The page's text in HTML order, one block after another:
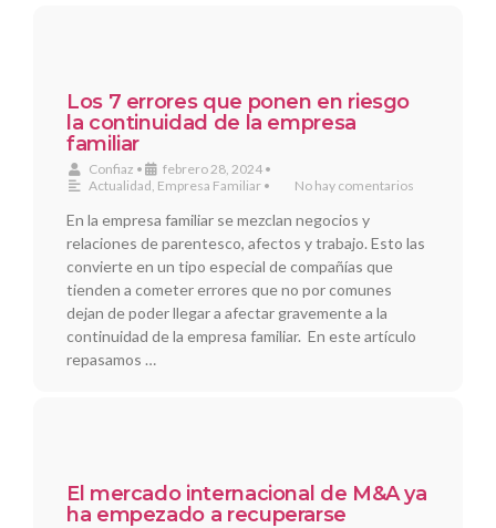
Los 7 errores que ponen en riesgo
la continuidad de la empresa
familiar
Confiaz • febrero 28, 2024 •
Actualidad, Empresa Familiar • No hay comentarios
En la empresa familiar se mezclan negocios y
relaciones de parentesco, afectos y trabajo. Esto las
convierte en un tipo especial de compañías que
tienden a cometer errores que no por comunes
dejan de poder llegar a afectar gravemente a la
continuidad de la empresa familiar. En este artículo
repasamos …
El mercado internacional de M&A ya
ha empezado a recuperarse